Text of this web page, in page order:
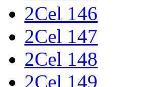
2Cel 146
2Cel 147
2Cel 148
2Cel 149